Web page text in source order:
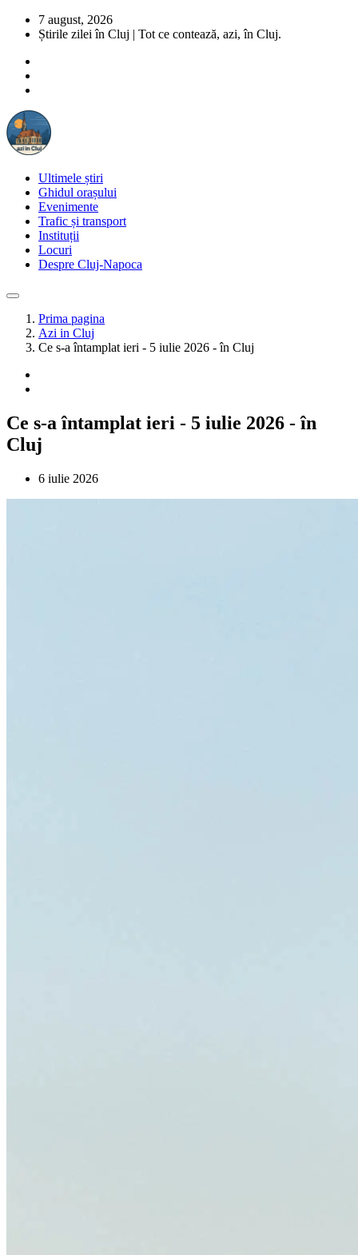
7 august, 2026
Știrile zilei în Cluj | Tot ce contează, azi, în Cluj.
Ultimele știri
Ghidul orașului
Evenimente
Trafic și transport
Instituții
Locuri
Despre Cluj-Napoca
Prima pagina
Azi in Cluj
Ce s-a întamplat ieri - 5 iulie 2026 - în Cluj
Ce s-a întamplat ieri - 5 iulie 2026 - în
Cluj
6 iulie 2026